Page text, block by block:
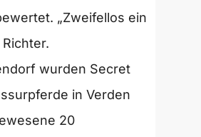
„Zweifellos ein
wurden Secret
in Verden
20